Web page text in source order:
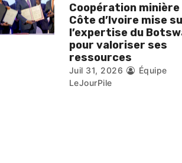
Coopération minière
Côte d’Ivoire mise
l’expertise du
pour valoriser ses
ressources
Juil 31, 2026
Équipe
LeJourPile